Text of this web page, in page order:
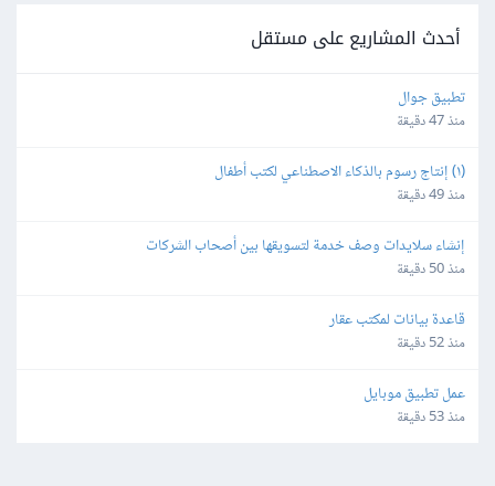
أحدث المشاريع على مستقل
تطبيق جوال
منذ 47 دقيقة
(١) إنتاج رسوم بالذكاء الاصطناعي لكتب أطفال
منذ 49 دقيقة
إنشاء سلايدات وصف خدمة لتسويقها بين أصحاب الشركات
منذ 50 دقيقة
قاعدة بيانات لمكتب عقار
منذ 52 دقيقة
عمل تطبيق موبايل
منذ 53 دقيقة